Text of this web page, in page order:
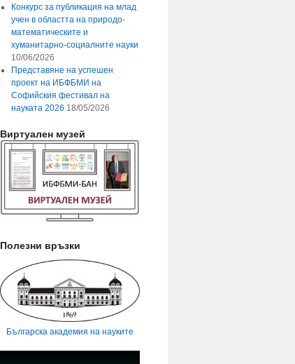
Конкурс за публикация на млад
учен в областта на природо-
математическите и
хуманитарно-социалните науки
10/06/2026
Представяне на успешен
проект на ИБФБМИ на
Софийския фестивал на
науката 2026 18/05/2026
Виртуален музей
Полезни връзки
Българска академия на науките